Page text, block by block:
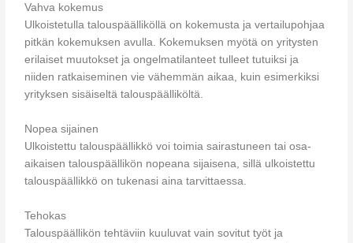
Vahva kokemus
Ulkoistetulla talouspäälliköllä on kokemusta ja vertailupohjaa
pitkän kokemuksen avulla. Kokemuksen myötä on yritysten
erilaiset muutokset ja ongelmatilanteet tulleet tutuiksi ja
niiden ratkaiseminen vie vähemmän aikaa, kuin esimerkiksi
yrityksen sisäiseltä talouspäälliköltä.
Nopea sijainen
Ulkoistettu talouspäällikkö voi toimia sairastuneen tai osa-
aikaisen talouspäällikön nopeana sijaisena, sillä ulkoistettu
talouspäällikkö on tukenasi aina tarvittaessa.
Tehokas
Talouspäällikön tehtäviin kuuluvat vain sovitut työt ja